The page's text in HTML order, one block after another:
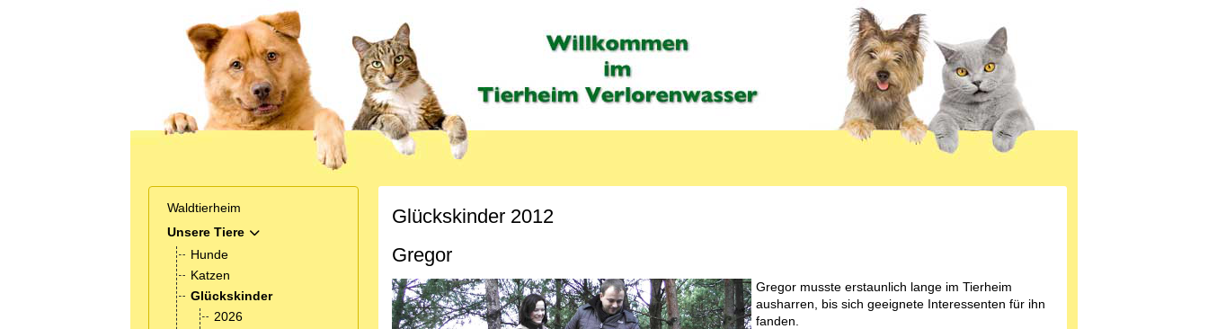
Waldtierheim
Unsere Tiere
MOD_MENU_TOGGLE_SUBMENU_LABEL
Hunde
Katzen
Glückskinder
2026
Glückskinder 2012
Gregor
Gregor musste erstaunlich lange im Tierheim
ausharren, bis sich geeignete Interessenten für ihn
fanden.